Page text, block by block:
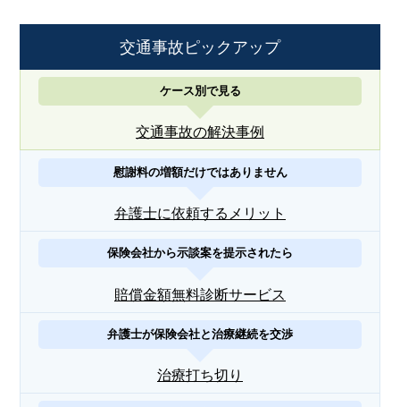
交通事故ピックアップ
ケース別で見る
交通事故の解決事例
慰謝料の増額だけではありません
弁護士に依頼するメリット
保険会社から示談案を提示されたら
賠償金額無料診断サービス
弁護士が保険会社と治療継続を交渉
治療打ち切り